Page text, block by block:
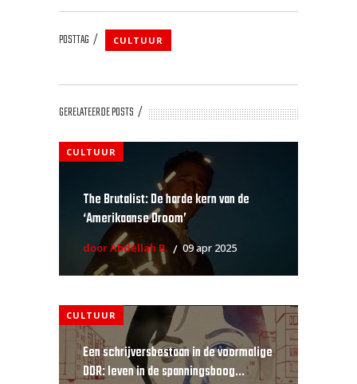
POSTTAG CULTUUR
GERELATEERDE POSTS
CULTUUR
The Brutalist: De harde kern van de
‘Amerikaanse Droom’
door Abdellah B. 09 apr 2025
CULTUUR
Een schrijversbestaan in de voormalige
DDR: leven in de spanningsboog...